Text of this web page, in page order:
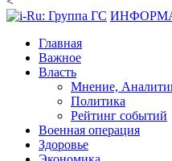
Главная
Важное
Власть
Мнение,
Политика
Рейтинг событий
Военная операция
Здоровье